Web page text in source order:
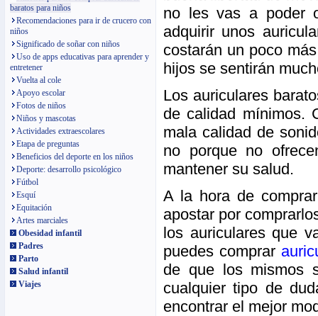
baratos para niños
Recomendaciones para ir de crucero con
niños
Significado de soñar con niños
Uso de apps educativas para aprender y
entretener
Vuelta al cole
Apoyo escolar
Fotos de niños
Niños y mascotas
Actividades extraescolares
Etapa de preguntas
Beneficios del deporte en los niños
Deporte: desarrollo psicológico
Fútbol
Esquí
Equitación
Artes marciales
Obesidad infantil
Padres
Parto
Salud infantil
Viajes
no les vas a poder
adquirir unos
costarán un poco
hijos se sentirán
Los auriculares
de calidad mínimos.
mala calidad de
no porque no
mantener su salud.
A la hora de
apostar por
los auriculares que
puedes comprar
de que los mismos
cualquier tipo de
encontrar el mejor